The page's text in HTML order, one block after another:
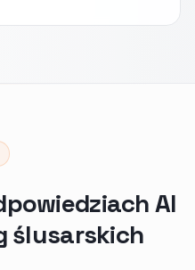
AI
ślusarskich